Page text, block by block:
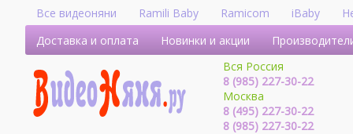
Все видеоняни Ramili Baby Ramicom iBaby
Доставка и оплата
Новинки и акции
Вся Россия
8 (985) 227-30-22
Москва
8 (495) 227-30-22
8 (985) 227-30-22